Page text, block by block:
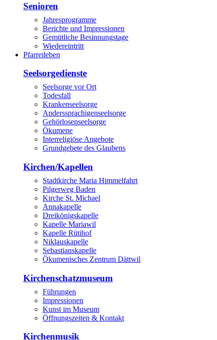
Senioren
Jahresprogramme
Berichte und Impressionen
Gemütliche Besinnungstage
Wiedereintritt
Pfarreileben
Seelsorgedienste
Seelsorge vor Ort
Todesfall
Krankenseelsorge
Anderssprachigenseelsorge
Gehörlosenseelsorge
Ökumene
Interreligiöse Angebote
Grundgebete des Glaubens
Kirchen/Kapellen
Stadtkirche Maria Himmelfahrt
Pilgerweg Baden
Kirche St. Michael
Annakapelle
Dreikönigskapelle
Kapelle Mariawil
Kapelle Rütihof
Niklauskapelle
Sebastianskapelle
Ökumenisches Zentrum Dättwil
Kirchenschatzmuseum
Führungen
Impressionen
Kunst im Museum
Öffnungszeiten & Kontakt
Kirchenmusik